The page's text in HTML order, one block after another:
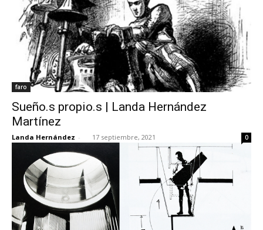
faro
Sueño.s propio.s | Landa Hernández
Martínez
Landa Hernández - 17 septiembre, 2021 0